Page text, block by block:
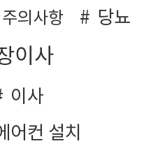
의사항
당뇨
이사
이사
어컨 설치